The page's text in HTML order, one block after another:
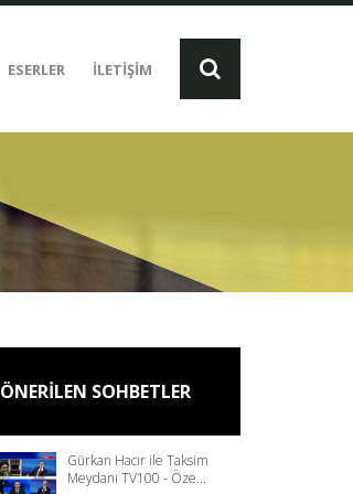
ESERLER İLETİŞİM
ÖNERİLEN SOHBETLER
Gürkan Hacır ile Taksim
Meydanı TV100 - Öze...